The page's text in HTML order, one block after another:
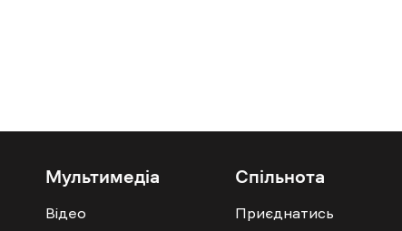
Мультимедіа
Відео
Спільнота
Приєднатись